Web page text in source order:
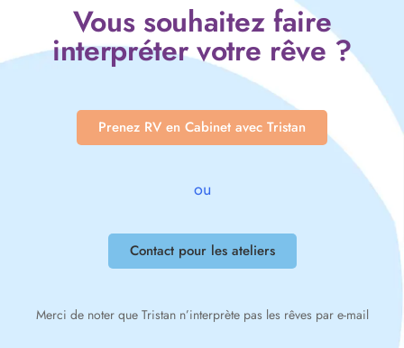
Vous souhaitez faire
interpréter votre rêve ?
Prenez RV en Cabinet avec Tristan
ou
Contact pour les ateliers
Merci de noter que Tristan n’interprète pas les rêves par e-mail